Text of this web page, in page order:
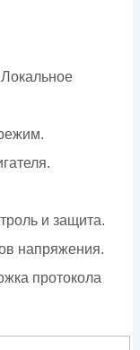
и защита.
напряжения.
протокола